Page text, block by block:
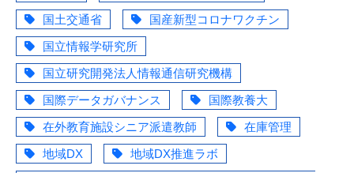
国土交通省
国産新型コロナワクチン
国立情報学研究所
国立研究開発法人情報通信研究機構
国際データガバナンス
国際教養大
在外教育施設シニア派遣教師
在庫管理
地域DX
地域DX推進ラボ